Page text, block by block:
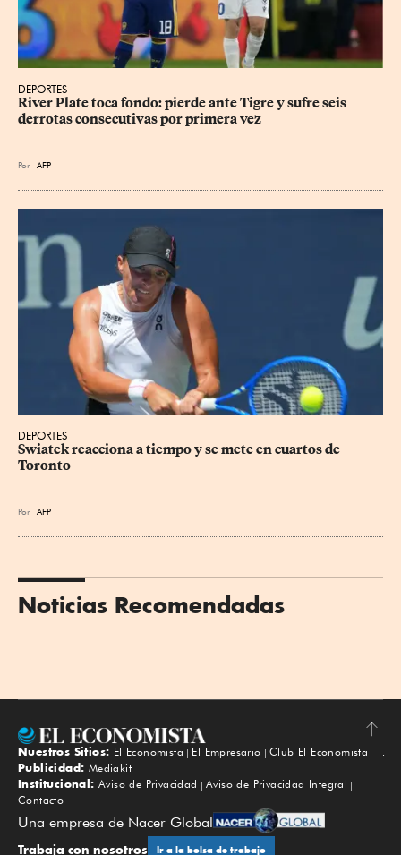
DEPORTES
River Plate toca fondo: pierde ante Tigre y sufre seis
derrotas consecutivas por primera vez
Por AFP
DEPORTES
Swiatek reacciona a tiempo y se mete en cuartos de
Toronto
Por AFP
Noticias Recomendadas
Subir
Nuestros Sitios: El Economista El Empresario
Club El Economista
Publicidad: Mediakit
Institucional: Aviso de Privacidad
Aviso de Privacidad Integral
Contacto
Una empresa de Nacer Global
Trabaja con nosotros Ir a la bolsa de trabajo